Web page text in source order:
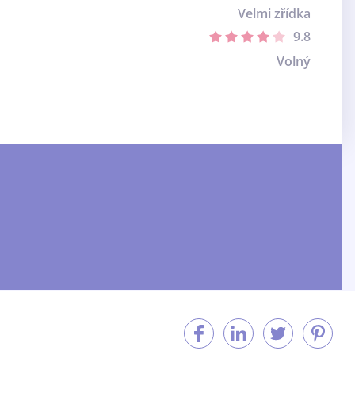
Velmi zřídka
9.8
Volný